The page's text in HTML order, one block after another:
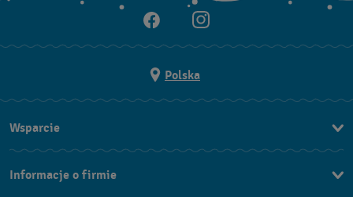
Polska
Wsparcie
FAQ
Informacje o firmie